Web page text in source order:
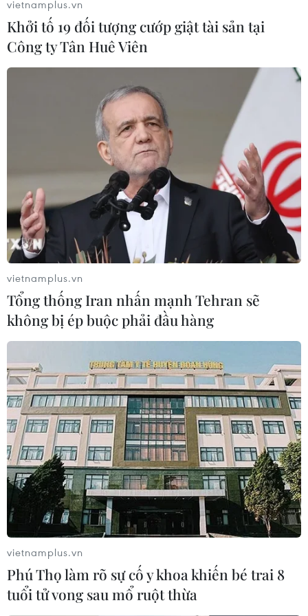
vietnamplus.vn
Khởi tố 19 đối tượng cướp giật tài sản tại
Công ty Tân Huê Viên
vietnamplus.vn
Tổng thống Iran nhấn mạnh Tehran sẽ
không bị ép buộc phải đầu hàng
vietnamplus.vn
Phú Thọ làm rõ sự cố y khoa khiến bé trai 8
tuổi tử vong sau mổ ruột thừa